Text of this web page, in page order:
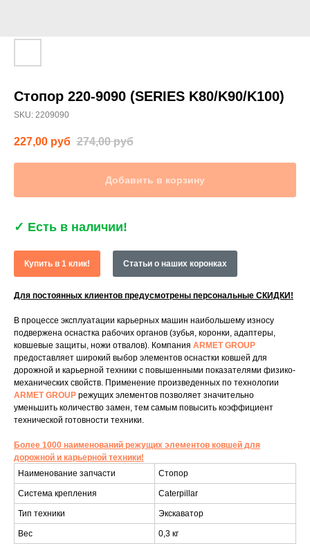
Стопор 220-9090 (SERIES K80/K90/K100)
SKU: 2209090
227,00 руб 274,00 руб
Добавить в корзину
✓ Есть в наличии!
Купить в 1 клик! Статьи о наших коронках
Для постоянных клиентов предусмотрены персональные СКИДКИ!
В процессе эксплуатации карьерных машин наибольшему износу
подвержена оснастка рабочих органов (зубья, коронки, адаптеры,
ковшевые защиты, ножи отвалов). Компания ARMET GROUP
предоставляет широкий выбор элементов оснастки ковшей для
дорожной и карьерной техники с повышенными показателями физико-
механических свойств. Применение произведенных по технологии
ARMET GROUP режущих элементов позволяет значительно
уменьшить количество замен, тем самым повысить коэффициент
технической готовности техники.
Более 1000 наименований режущих элементов ковшей для
дорожной и карьерной техники!
Наименование запчасти
Стопор
Система крепления Caterpillar
Тип техники Экскаватор
Вес
0,3 кг